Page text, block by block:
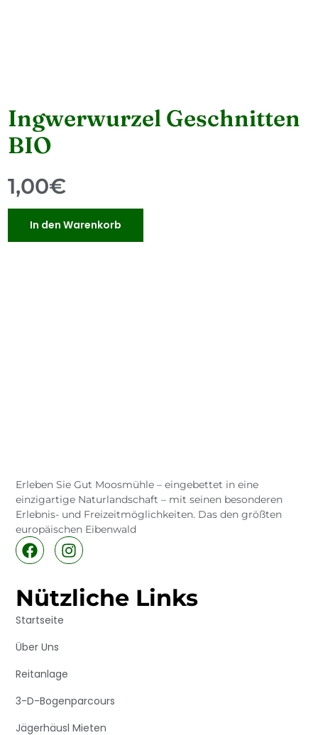
Ingwerwurzel Geschnitten
BIO
1,00€
In den Warenkorb
Erleben Sie Gut Moosmühle – eingebettet in eine
einzigartige Naturlandschaft – mit seinen besonderen
Erlebnis- und Freizeitmöglichkeiten. Das den größten
europäischen Eibenwald
Nützliche Links
Startseite
Über Uns
Reitanlage
3-D-Bogenparcours
Jägerhäusl Mieten